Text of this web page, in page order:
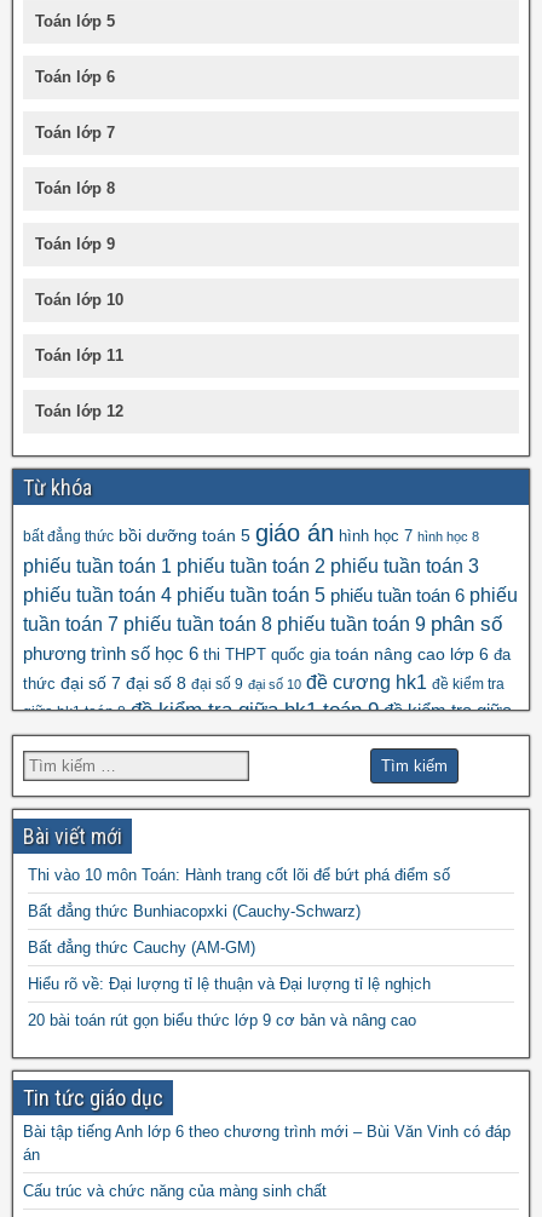
Toán lớp 5
Toán lớp 6
Toán lớp 7
Toán lớp 8
Toán lớp 9
Toán lớp 10
Toán lớp 11
Toán lớp 12
Từ khóa
bất đẳng thức bồi dưỡng toán 5 giáo án hình học 7 hình học 8
phiếu tuần toán 1 phiếu tuần toán 2 phiếu tuần toán 3
phiếu tuần toán 4 phiếu tuần toán 5 phiếu tuần toán 6 phiếu
tuần toán 7 phiếu tuần toán 8 phiếu tuần toán 9 phân số
phương trình số học 6 thi THPT quốc gia toán nâng cao lớp 6 đa
thức đại số 7 đại số 8 đại số 9 đại số 10 đề cương hk1 đề kiểm tra
giữa hk1 toán 8 đề kiểm tra giữa hk1 toán 9 đề kiểm tra giữa
hk2 toán 9 đề kscl đề thi hk1 toán 6
đề thi hk1 toán 8 đề thi hk1 toán 9 đề thi hk2 toán
9 đề thi hsg toán 6
đề thi
hsg toán 8đề thi hsg toán 9 đề thi olympic
toán đề thi thử vào 10 đề thi toán chuyên
vào 10 môn toán năm 2022đề thi vào
10 môn toán năm 2023 đề thi vào 10 môn toán
năm 2024
Bài viết mới
Thi vào 10 môn Toán: Hành trang cốt lõi để bứt phá điểm số
Bất đẳng thức Bunhiacopxki (Cauchy-Schwarz)
Bất đẳng thức Cauchy (AM-GM)
Hiểu rõ về: Đại lượng tỉ lệ thuận và Đại lượng tỉ lệ nghịch
20 bài toán rút gọn biểu thức lớp 9 cơ bản và nâng cao
Tin tức giáo dục
Bài tập tiếng Anh lớp 6 theo chương trình mới – Bùi Văn Vinh có đáp
án
Cấu trúc và chức năng của màng sinh chất